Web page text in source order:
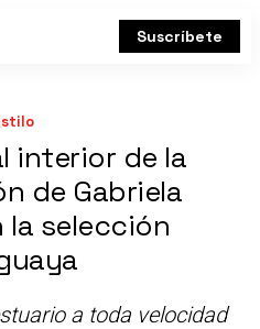
Suscríbete
interior de la
de Gabriela
la selección
a toda velocidad